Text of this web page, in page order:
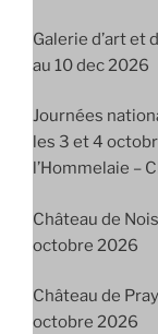
Galerie d’art et
au 10 dec 2026
Journées
les 3 et 4
l’Hommelaie –
Château de
octobre 2026
Château de
octobre 2026